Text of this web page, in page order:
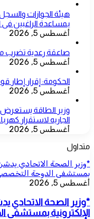
هيئة الجوازات
بمساعدة الراغبين
أغسطس 5, 2026
صاعقة رعدية تضرب
أغسطس 5, 2026
الحكومة: إقرار إطار
أغسطس 5, 2026
وزير الطاقة
الجاريه لاستقرار
أغسطس 5, 2026
متداول
*وزير الصحة الاتحادي
بمستشفى الدوحة
أغسطس 5, 2026
*وزير الصحة الاتحادي
الإلكترونية بمستشفى